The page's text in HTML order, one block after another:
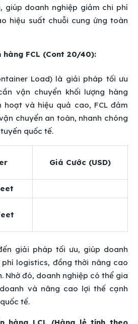
giúp doanh nghiệp giảm chi phí
hiệu suất chuỗi cung ứng toàn
hàng FCL (Cont 20/40):
Load) là giải pháp tối ưu
vận chuyển khối lượng hàng
hoạt và hiệu quả cao, FCL đảm
chuyển an toàn, nhanh chóng
quốc tế.
Giá Cước (USD)
giải pháp tối ưu, giúp doanh
logistics, đồng thời nâng cao
Nhờ đó, doanh nghiệp có thể gia
và nâng cao lợi thế cạnh
tế.